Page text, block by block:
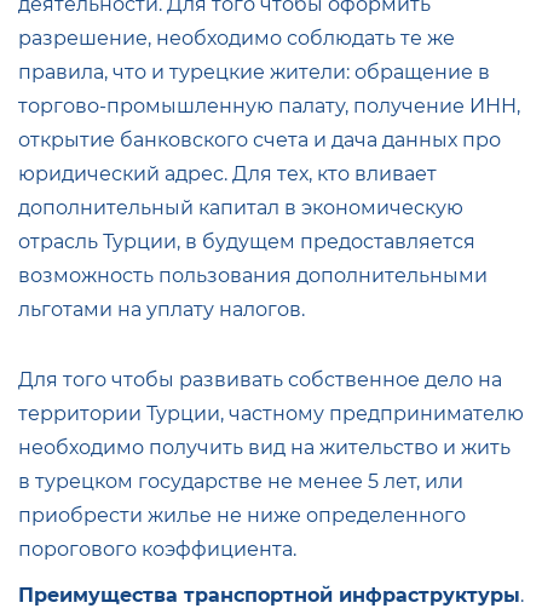
разрешение, необходимо соблюдать те же
правила, что и турецкие жители: обращение в
торгово-промышленную палату, получение ИНН,
открытие банковского счета и дача данных про
юридический адрес. Для тех, кто вливает
дополнительный капитал в экономическую
отрасль Турции, в будущем предоставляется
возможность пользования дополнительными
льготами на уплату налогов.
Для того чтобы развивать собственное дело на
территории Турции, частному предпринимателю
необходимо получить вид на жительство и жить
в турецком государстве не менее 5 лет, или
приобрести жилье не ниже определенного
порогового коэффициента.
Преимущества транспортной инфраструктуры.